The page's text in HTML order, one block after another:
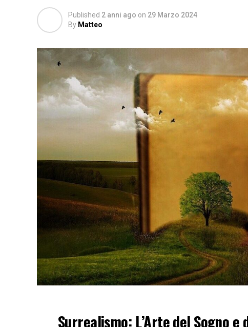
Published 2 anni ago on 29 Marzo 2024
By Matteo
Surrealismo: L’Arte del Sogno e